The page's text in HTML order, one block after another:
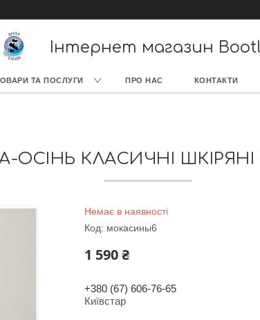
Інтернет магазин
ТА ПОСЛУГИ ПРО НАС КОНТАКТИ
ОСІНЬ КЛАСИЧНІ
Немає в наявності
Код: мокасины6
1 590 ₴
+380 (67) 606-76-65
Київстар